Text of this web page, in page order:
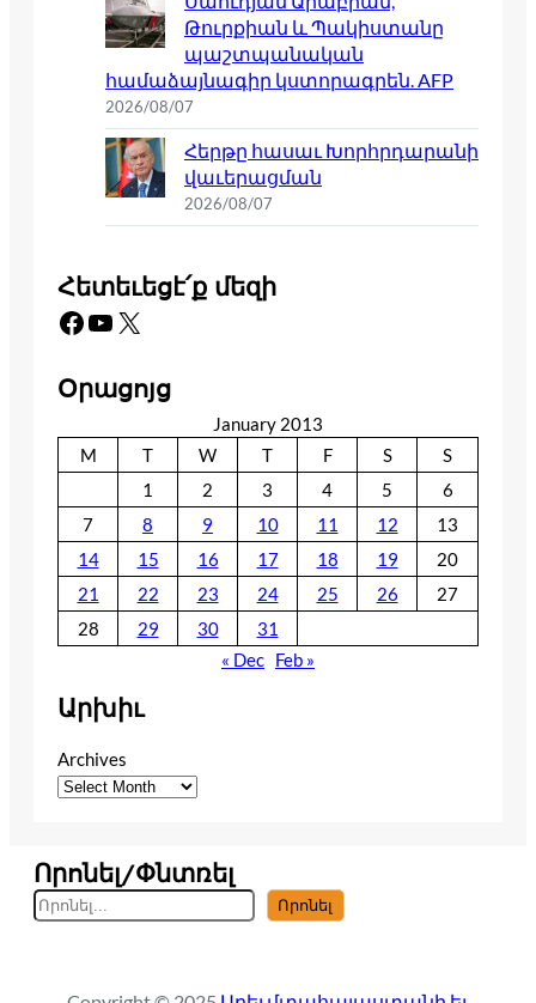
Թուրքիան և Պակիստանը
պաշտպանական
համաձայնագիր կստորագրեն. AFP
2026/08/07
Հերթը հասաւ Խորհրդարանի
վաւերացման
2026/08/07
Հետեւեցէ՛ք մեզի
Facebook YouTube X
Օրացոյց
January 2013
M
T W T F S
S
1
2 3 4 5
6
7
8 9 10 11 12
13
14
15 16 17 18 19
20
21
22 23 24 25 26
27
28
29 30
31
« Dec Feb »
Արխիւ
Archives
Որոնել/Փնտռել
S
e
Որոնել